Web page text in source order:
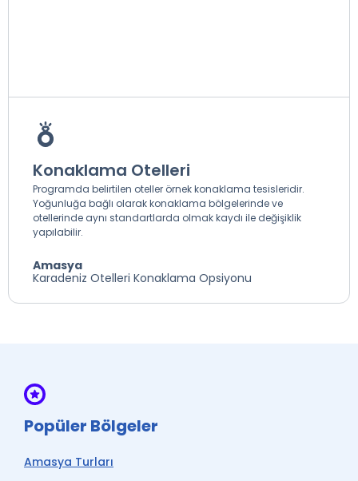
Konaklama Otelleri
Programda belirtilen oteller örnek konaklama tesisleridir.
Yoğunluğa bağlı olarak konaklama bölgelerinde ve
otellerinde aynı standartlarda olmak kaydı ile değişiklik
yapılabilir.
Amasya
Karadeniz Otelleri Konaklama Opsiyonu
Popüler Bölgeler
Amasya Turları